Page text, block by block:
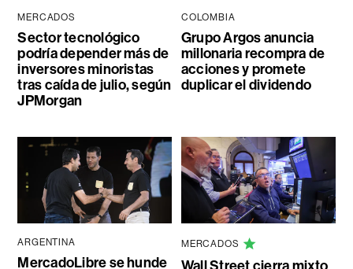
MERCADOS
Sector tecnológico
podría depender más de
inversores minoristas
tras caída de julio, según
JPMorgan
COLOMBIA
Grupo Argos anuncia
millonaria recompra de
acciones y promete
duplicar el dividendo
ARGENTINA
MercadoLibre se hunde
MERCADOS